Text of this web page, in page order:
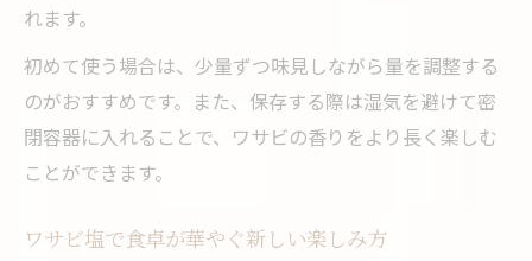
ワサビ塩の万能性を活かした調理のコツ
家庭料理にワサビ塩をプラスする楽しみ方
れます。
初めて使う場合は、少量ずつ味見しながら量を調整する
のがおすすめです。また、保存する際は湿気を避けて密
閉容器に入れることで、ワサビの香りをより長く楽しむ
ことができます。
ワサビ塩で食卓が華やぐ新しい楽しみ方